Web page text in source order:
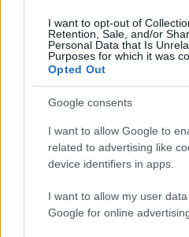
I want to opt-out of
Retention, Sale, and/or
Personal Data that Is
Purposes for which it was
Opted Out
Google consents
I want to allow Google to
related to advertising like
device identifiers in apps.
I want to allow my user
Google for online